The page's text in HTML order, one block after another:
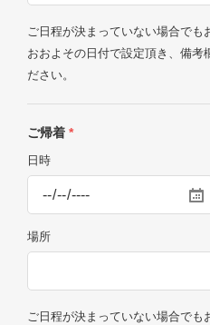
ご日程が決まっていない場合でも
おおよその日付で設定頂き、備考
ださい。
ご帰着 *
日時
場所
ご日程が決まっていない場合でも